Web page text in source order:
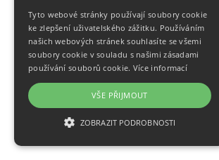
Tyto webové stránky používají soubory cookie
ke zlepšení uživatelského zážitku. Používáním
našich webových stránek souhlasíte se všemi
soubory cookie v souladu s našimi zásadami
používání souborů cookie. Více informací
VŠE PŘIJMOUT
ZOBRAZIT PODROBNOSTI
NEZBYTNĚ NUTNÉ SOUBORY